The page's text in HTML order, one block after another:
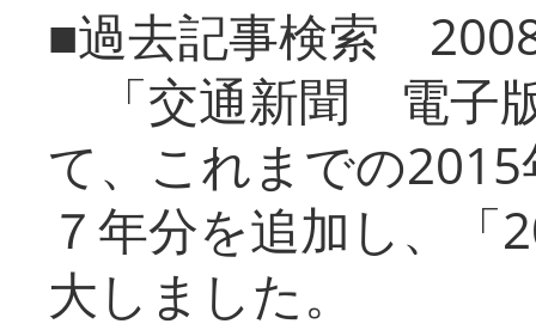
■過去記事検索
「交通新聞 電子
て、これまでの
７年分を追加し、「
大しまし